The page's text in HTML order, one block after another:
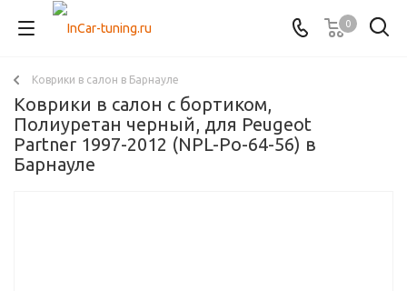
0
Коврики в салон в Барнауле
Коврики в салон с бортиком,
Полиуретан черный, для Peugeot
Partner 1997-2012 (NPL-Po-64-56) в
Барнауле